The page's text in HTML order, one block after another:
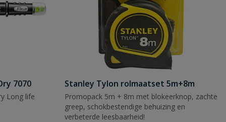
7070
Long life
Stanley Tylon rolmaatset 5m+8m
Promopack 5m + 8m met blokeerknop, zachte
greep, schokbestendige behuizing en
verbeterde leesbaarheid!